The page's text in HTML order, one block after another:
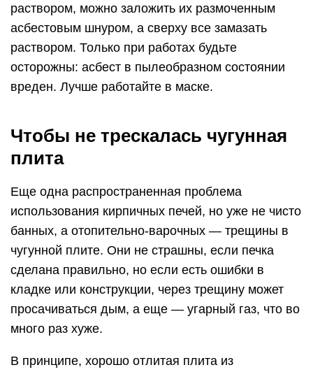
раствором, можно заложить их размоченным
асбестовым шнуром, а сверху все замазать
раствором. Только при работах будьте
осторожны: асбест в пылеобразном состоянии
вреден. Лучше работайте в маске.
Чтобы не трескалась чугунная
плита
Еще одна распространенная проблема
использования кирпичных печей, но уже не чисто
банных, а отопительно-варочных — трещины в
чугунной плите. Они не страшны, если печка
сделана правильно, но если есть ошибки в
кладке или конструкции, через трещину может
просачиваться дым, а еще — угарный газ, что во
много раз хуже.
В принципе, хорошо отлитая плита из